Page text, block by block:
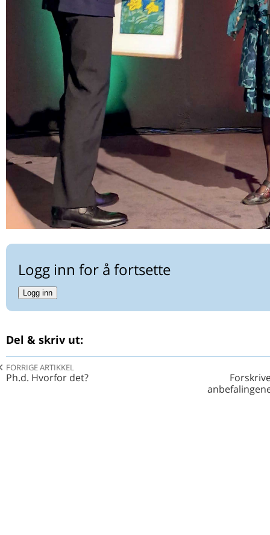
Knape tidr
KONSULTASJONEN JEG ALDRI GLEMMER
‘Kan man elske to menn samtidig?’
Logg inn for å fortsette
Logg inn
Del & skriv ut:
FORRIGE ARTIKKEL
Ph.d. Hvorfor det?